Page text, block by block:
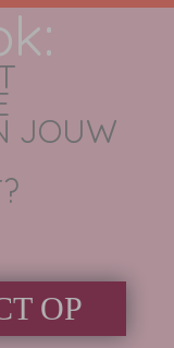
JOUW
OP